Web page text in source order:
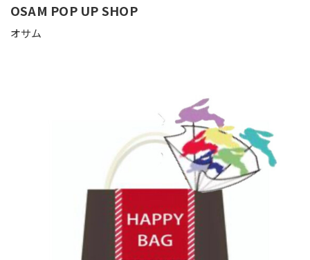
OSAM POP UP SHOP
オサム